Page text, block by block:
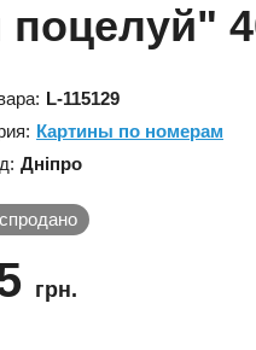
L-115129
Картины по номерам
Дніпро
грн.